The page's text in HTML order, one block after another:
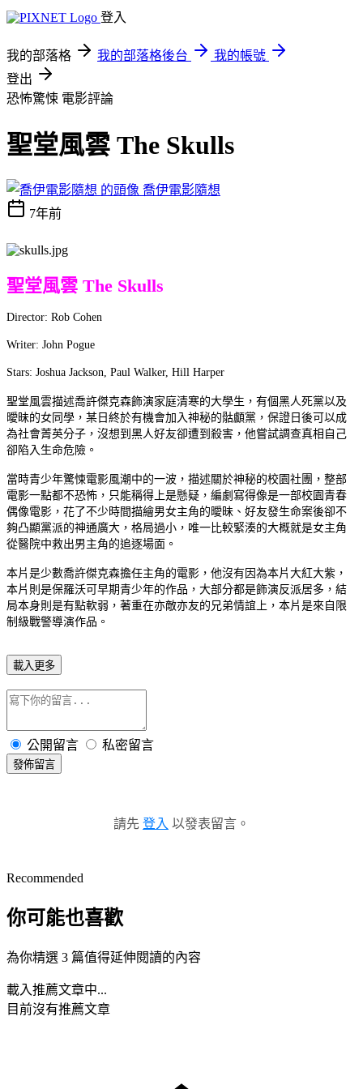
登入
我的部落格 我的部落格後台
我的帳號
登出
恐怖驚悚 電影評論
聖堂風雲 The Skulls
喬伊電影隨想
7年前
聖堂風雲 The Skulls
Director: Rob Cohen
Writer: John Pogue
Stars: Joshua Jackson, Paul Walker, Hill Harper
聖堂風雲描述喬許傑克森飾演家庭清寒的大學生，有個黑人死黨以及
曖昧的女同學，某日終於有機會加入神秘的骷顱黨，保證日後可以成
為社會菁英分子，沒想到黑人好友卻遭到殺害，他嘗試調查真相自己
卻陷入生命危險。
當時青少年驚悚電影風潮中的一波，描述關於神秘的校園社團，整部
電影一點都不恐怖，只能稱得上是懸疑，編劇寫得像是一部校園青春
偶像電影，花了不少時間描繪男女主角的曖昧、好友發生命案後卻不
夠凸顯黨派的神通廣大，格局過小，唯一比較緊湊的大概就是女主角
從醫院中救出男主角的追逐場面。
本片是少數喬許傑克森擔任主角的電影，他沒有因為本片大紅大紫，
本片則是保羅沃可早期青少年的作品，大部分都是飾演反派居多，結
局本身則是有點軟弱，著重在亦敵亦友的兄弟情誼上，本片是來自限
制級戰警導演作品。
載入更多
公開留言 私密留言
發佈留言
請先 登入 以發表留言。
Recommended
你可能也喜歡
為你精選 3 篇值得延伸閱讀的內容
載入推薦文章中...
目前沒有推薦文章